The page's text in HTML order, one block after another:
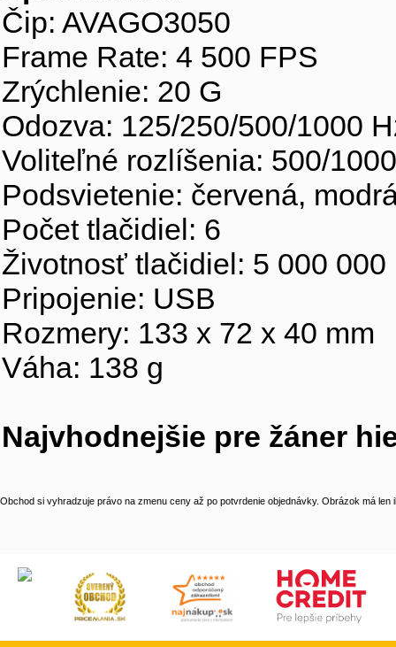
Čip: AVAGO3050
Frame Rate: 4 500 FPS
Zrýchlenie: 20 G
Odozva: 125/250/500/1000
Voliteľné rozlíšenia: 500/
Podsvietenie: červená,
Počet tlačidiel: 6
Životnosť tlačidiel: 5 000 000
Pripojenie: USB
Rozmery: 133 x 72 x 40 mm
Váha: 138 g
Najvhodnejšie pre žáner
Obchod si vyhradzuje právo na zmenu ceny až po potvrdenie objednávky. Obrázok má len